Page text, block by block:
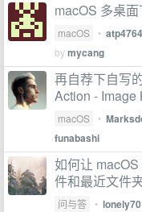
macOS 多桌
macOS •
bymycang
再自荐下自写
Action - Image
macOS •
funabashi
如何让
件和最近文件夹
问与答 •